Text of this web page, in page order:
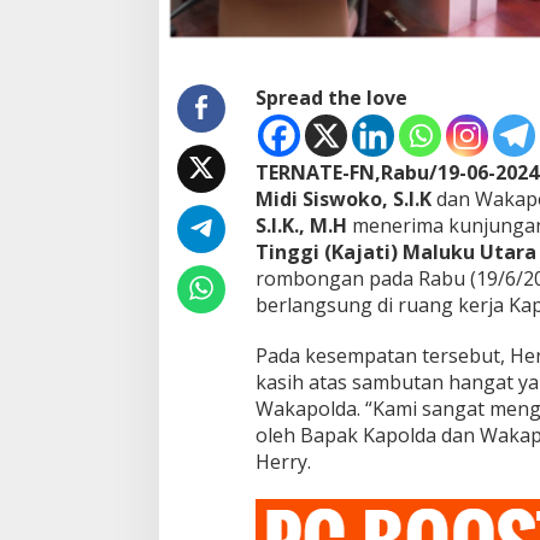
k
s
n
T
i
n
g
g
i
M
a
l
u
u
U
t
a
r
Spread the love
TERNATE-FN,Rabu/19-06-2024
Midi Siswoko, S.I.Kdan
S.I.K., M.H menerima
Tinggi (Kajati) Maluku Utara
rombongan pada Rabu (19/6/
berlangsung di ruang kerja
Pada kesempatan tersebut,
kasih atas sambutan hangat
Wakapolda. “Kami sangat
oleh Bapak Kapolda dan
Herry.